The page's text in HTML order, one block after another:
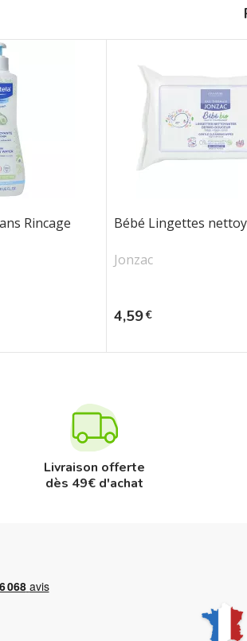
Rincage
Bébé Lingettes
Jonzac
Prix
4,59€
Livraison offerte
dès 49€ d'achat